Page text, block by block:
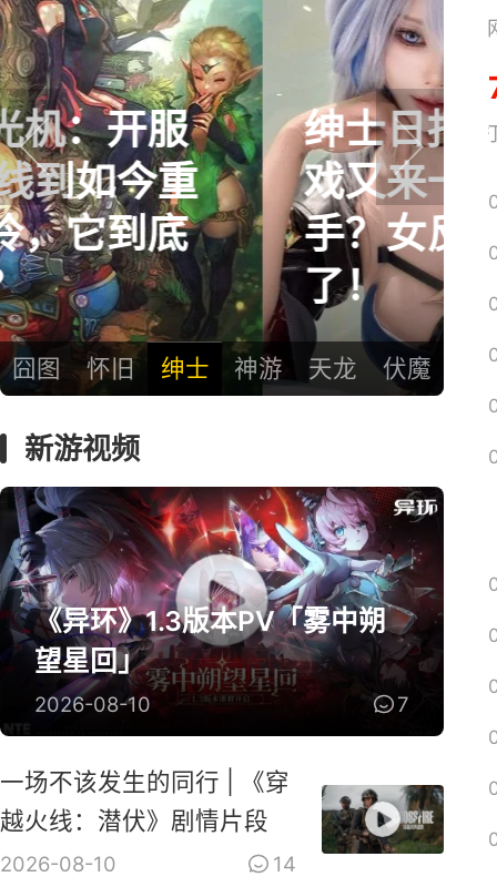
绅士日报：国产游
戏又来一个涩涩高
手？女反派太迷人
了！
prev next
囧图 怀旧 绅士 神游 天龙 伏魔
新游视频
《异环》1.3版本PV「雾中朔
望星回」
2026-08-10 7
一场不该发生的同行 | 《穿
越火线：潜伏》剧情片段
2026-08-10 14
网易搜